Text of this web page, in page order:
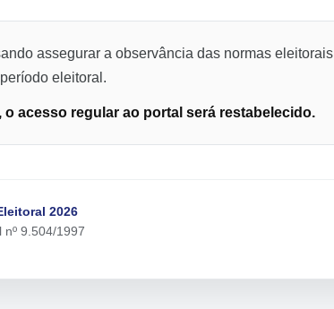
assegurar a observância das normas eleitorais
eleitoral.
acesso regular ao portal será restabelecido.
2026
nº 9.504/1997